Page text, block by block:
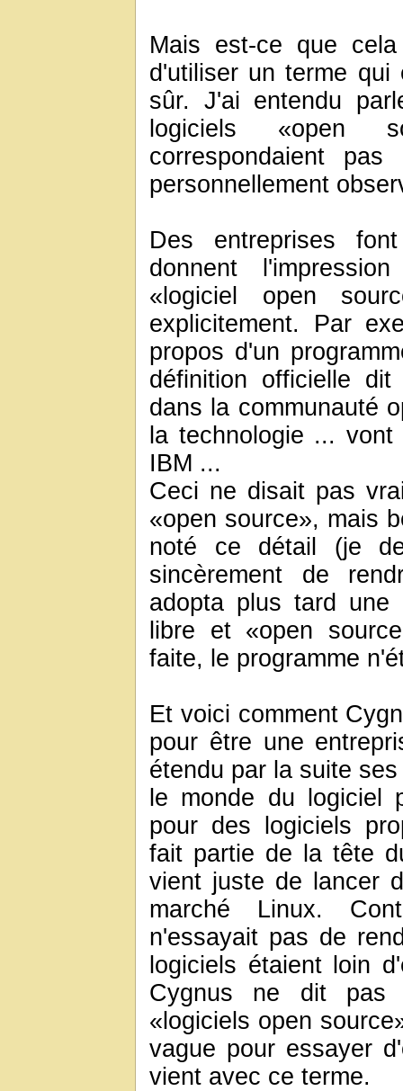
Mais est-ce que
d'utiliser un terme
sûr. J'ai entendu
logiciels «open
correspondaient
personnellement
Des entreprises
donnent
«logiciel open
explicitement. Par
propos d'un
définition officielle
dans la communauté
la technologie ...
IBM ...
Ceci ne disait pas
«open source», mais
noté ce détail (je
sincèrement de
adopta plus tard une
libre et «open
faite, le programme
Et voici comment
pour être une
étendu par la suite
le monde du logiciel
pour des logiciels
fait partie de la tête
vient juste de lancer
marché Linux.
n'essayait pas de
logiciels étaient loin
Cygnus ne dit pas
«logiciels open
vague pour essayer
vient avec ce terme.